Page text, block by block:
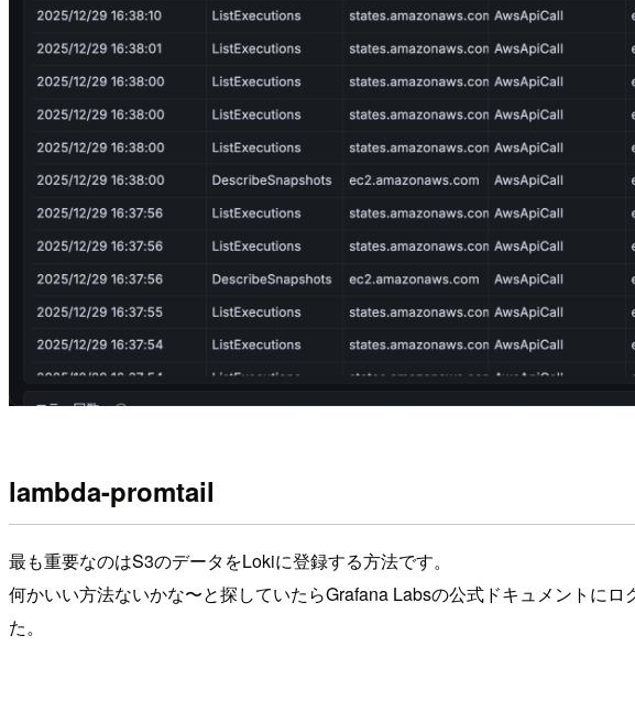
lambda-promtail
最も重要なのはS3のデータをLokiに登録する方法です。
何かいい方法ないかな〜と探していたらGrafana Labsの公式ドキュメントに
た。